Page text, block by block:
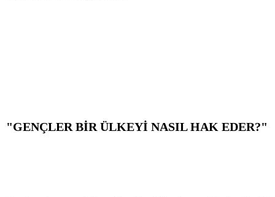
"GENÇLER BİR ÜLKEYİ NASIL HAK EDER?"